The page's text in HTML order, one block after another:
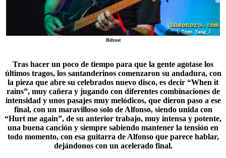
Bifrost
Tras hacer un poco de tiempo para que la gente agotase los
últimos tragos, los santanderinos comenzaron su andadura, con
la pieza que abre su celebrados nuevo disco, es decir “When it
rains”, muy cañera y jugando con diferentes combinaciones de
intensidad y unos pasajes muy melódicos, que dieron paso a ese
final, con un maravilloso solo de Alfonso, siendo unida con
“Hurt me again”, de su anterior trabajo, muy intensa y potente,
una buena canción y siempre sabiendo mantener la tensión en
todo momento, con esa guitarra de Alfonso que parece hablar,
dejándonos con un acelerado final.